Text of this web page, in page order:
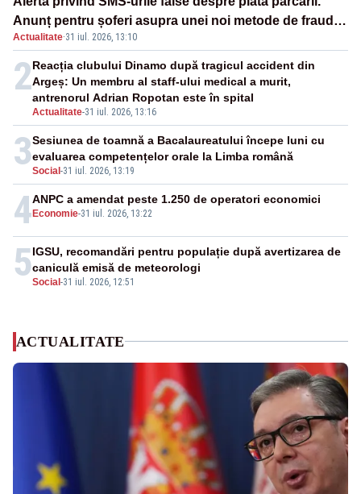
Anunț pentru șoferi asupra unei noi metode de fraudă
online
Actualitate·31 iul. 2026, 13:10
2
Actualitate-31 iul. 2026, 13:16
Reacția clubului Dinamo după tragicul accident din
Argeș: Un membru al staff-ului medical a murit,
antrenorul Adrian Ropotan este în spital
3Social-31 iul. 2026, 13:19
Sesiunea de toamnă a Bacalaureatului începe luni cu
evaluarea competențelor orale la Limba română
4Economie-31 iul. 2026, 13:22
ANPC a amendat peste 1.250 de operatori economici
5Social-31 iul. 2026, 12:51
IGSU, recomandări pentru populație după avertizarea de
caniculă emisă de meteorologi
ACTUALITATE